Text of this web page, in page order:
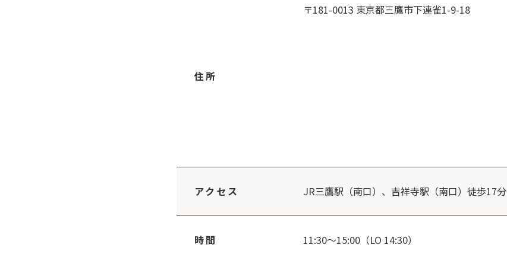
住所
〒181-0013 東京都三鷹市下連雀1-9-18
アクセス JR三鷹駅（南口）、吉祥寺駅（南口）徒歩17分
時間 11:30～15:00（LO 14:30）